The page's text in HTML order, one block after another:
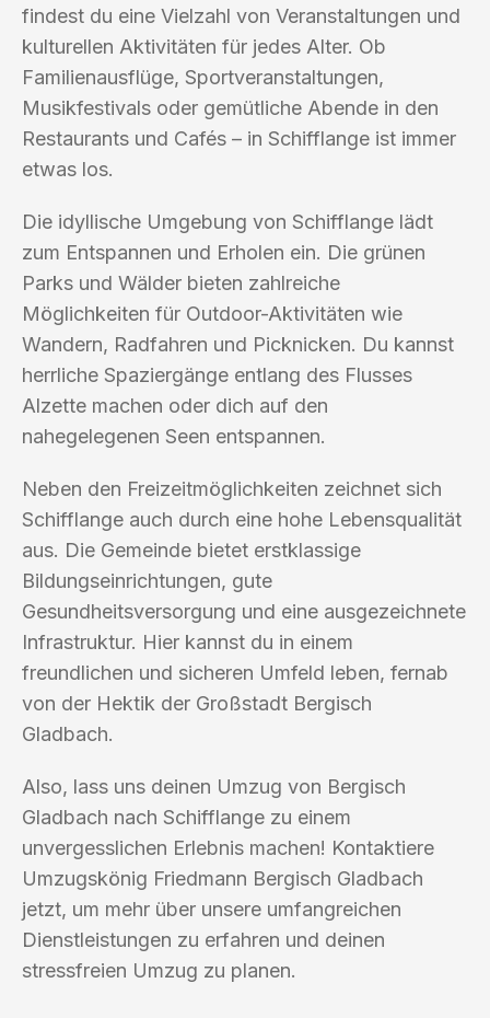
findest du eine Vielzahl von Veranstaltungen und
kulturellen Aktivitäten für jedes Alter. Ob
Familienausflüge, Sportveranstaltungen,
Musikfestivals oder gemütliche Abende in den
Restaurants und Cafés – in Schifflange ist immer
etwas los.
Die idyllische Umgebung von Schifflange lädt
zum Entspannen und Erholen ein. Die grünen
Parks und Wälder bieten zahlreiche
Möglichkeiten für Outdoor-Aktivitäten wie
Wandern, Radfahren und Picknicken. Du kannst
herrliche Spaziergänge entlang des Flusses
Alzette machen oder dich auf den
nahegelegenen Seen entspannen.
Neben den Freizeitmöglichkeiten zeichnet sich
Schifflange auch durch eine hohe Lebensqualität
aus. Die Gemeinde bietet erstklassige
Bildungseinrichtungen, gute
Gesundheitsversorgung und eine ausgezeichnete
Infrastruktur. Hier kannst du in einem
freundlichen und sicheren Umfeld leben, fernab
von der Hektik der Großstadt Bergisch
Gladbach.
Also, lass uns deinen Umzug von Bergisch
Gladbach nach Schifflange zu einem
unvergesslichen Erlebnis machen! Kontaktiere
Umzugskönig Friedmann Bergisch Gladbach
jetzt, um mehr über unsere umfangreichen
Dienstleistungen zu erfahren und deinen
stressfreien Umzug zu planen.